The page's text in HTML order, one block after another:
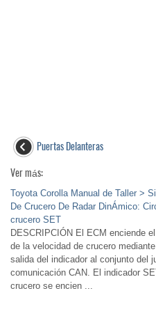
Puertas Delanteras
Ver más:
Toyota Corolla Manual de Taller >
De Crucero De Radar DinÁmico:
crucero SET
DESCRIPCIÓN El ECM enciende
de la velocidad de crucero
salida del indicador al conjunto del
comunicación CAN. El indicador
crucero se encien ...